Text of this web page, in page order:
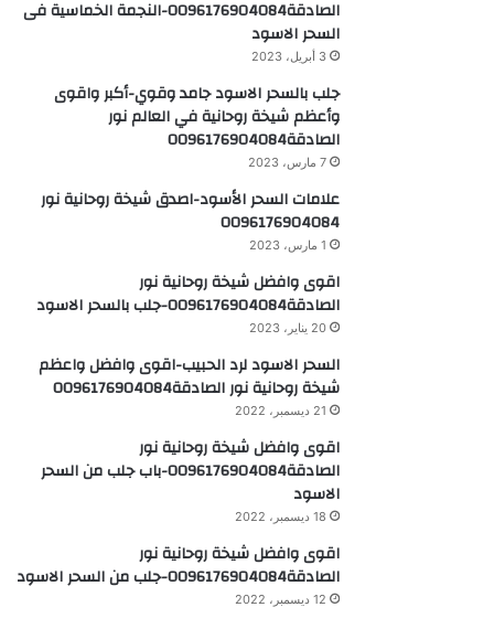
الصادقة0096176904084-النجمة الخماسية فى
السحر الاسود
3 أبريل، 2023
جلب بالسحر الاسود جامد وقوي-أكبر واقوى
وأعظم شيخة روحانية في العالم نور
الصادقة0096176904084
7 مارس، 2023
علامات السحر الأسود-اصدق شيخة روحانية نور
0096176904084
1 مارس، 2023
اقوى وافضل شيخة روحانية نور
الصادقة0096176904084-جلب بالسحر الاسود
20 يناير، 2023
السحر الاسود لرد الحبيب-اقوى وافضل واعظم
شيخة روحانية نور الصادقة0096176904084
21 ديسمبر، 2022
اقوى وافضل شيخة روحانية نور
الصادقة0096176904084-باب جلب من السحر
الاسود
18 ديسمبر، 2022
اقوى وافضل شيخة روحانية نور
الصادقة0096176904084-جلب من السحر الاسود
12 ديسمبر، 2022